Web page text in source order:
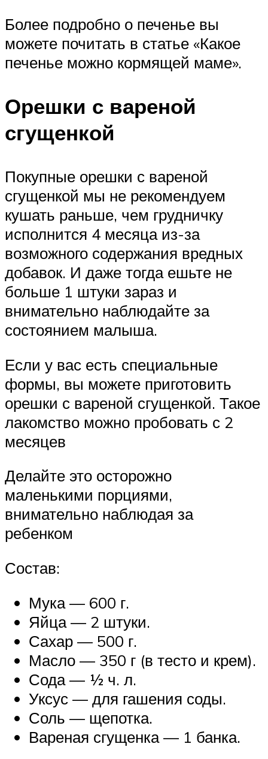
Более подробно о печенье вы
можете почитать в статье «Какое
печенье можно кормящей маме».
Орешки с вареной
сгущенкой
Покупные орешки с вареной
сгущенкой мы не рекомендуем
кушать раньше, чем грудничку
исполнится 4 месяца из-за
возможного содержания вредных
добавок. И даже тогда ешьте не
больше 1 штуки зараз и
внимательно наблюдайте за
состоянием малыша.
Если у вас есть специальные
формы, вы можете приготовить
орешки с вареной сгущенкой. Такое
лакомство можно пробовать с 2
месяцев
Делайте это осторожно
маленькими порциями,
внимательно наблюдая за
ребенком
Состав:
Мука — 600 г.
Яйца — 2 штуки.
Сахар — 500 г.
Масло — 350 г (в тесто и крем).
Сода — ½ ч. л.
Уксус — для гашения соды.
Соль — щепотка.
Вареная сгущенка — 1 банка.